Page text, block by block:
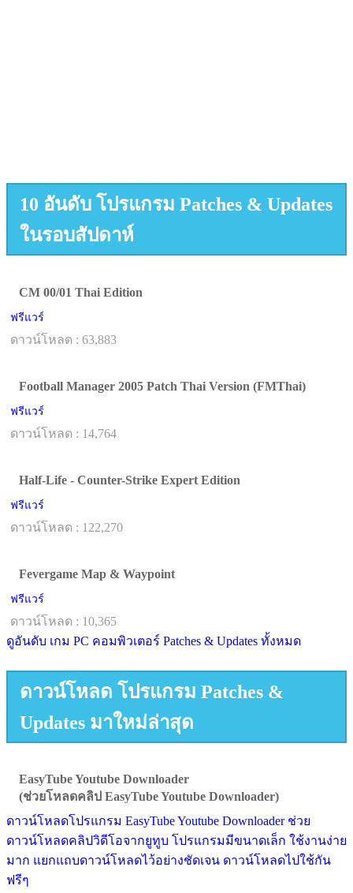
10 อันดับ โปรแกรม Patches & Updates
ในรอบสัปดาห์
CM 00/01 Thai Edition
ฟรีแวร์
ดาวน์โหลด : 63,883
Football Manager 2005 Patch Thai Version (FMThai)
ฟรีแวร์
ดาวน์โหลด : 14,764
Half-Life - Counter-Strike Expert Edition
ฟรีแวร์
ดาวน์โหลด : 122,270
Fevergame Map & Waypoint
ฟรีแวร์
ดาวน์โหลด : 10,365
ดูอันดับ เกม PC คอมพิวเตอร์ Patches & Updates ทั้งหมด
ดาวน์โหลด โปรแกรม Patches &
Updates มาใหม่ล่าสุด
EasyTube Youtube Downloader
(ช่วยโหลดคลิป EasyTube Youtube Downloader)
ดาวน์โหลดโปรแกรม EasyTube Youtube Downloader ช่วย
ดาวน์โหลดคลิปวิดีโอจากยูทูบ โปรแกรมมีขนาดเล็ก ใช้งานง่าย
มาก แยกแถบดาวน์โหลดไว้อย่างชัดเจน ดาวน์โหลดไปใช้กัน
ฟรีๆ